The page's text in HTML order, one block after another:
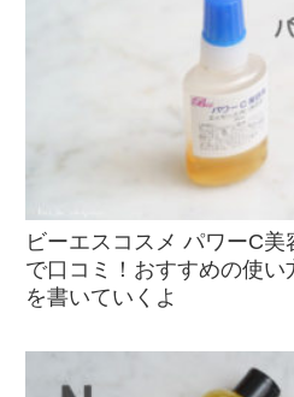
ビーエスコスメ パワーC
で口コミ！おすすめの使い
を書いていくよ